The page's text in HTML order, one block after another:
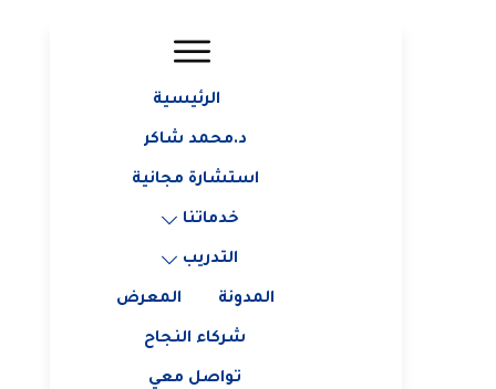
الرئيسية
د.محمد شاكر
استشارة مجانية
خدماتنا
التدريب
المدونة المعرض
شركاء النجاح
تواصل معي